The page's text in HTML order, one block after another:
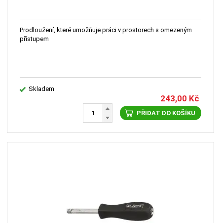
Prodloužení, které umožňuje práci v prostorech s omezeným
přístupem
Skladem
243,00 Kč
PŘIDAT DO KOŠÍKU